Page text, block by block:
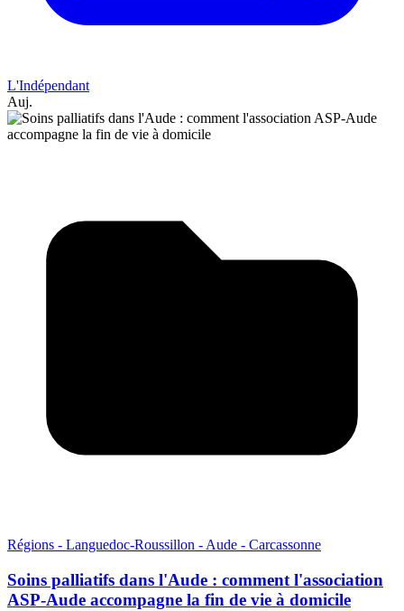
L'Indépendant
Auj.
Régions - Languedoc-Roussillon - Aude - Carcassonne
Soins palliatifs dans l'Aude : comment l'association
ASP-Aude accompagne la fin de vie à domicile